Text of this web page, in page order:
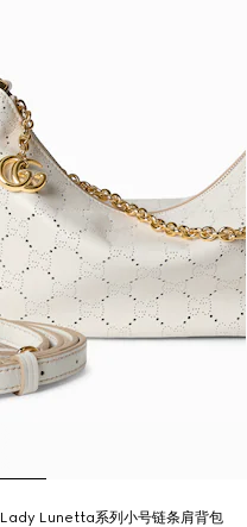
Lady Lunetta系列小号链条肩背包